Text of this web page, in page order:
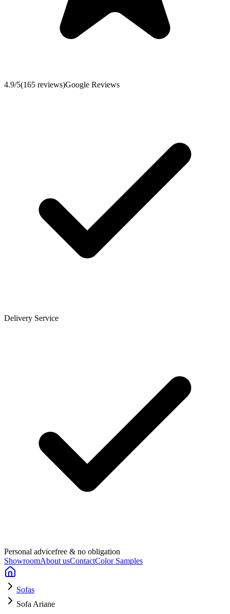
4.9/5(165 reviews)Google Reviews
Delivery Service
Personal advicefree & no obligation
ShowroomAbout usContactColor Samples
Sofas
Sofa Ariane